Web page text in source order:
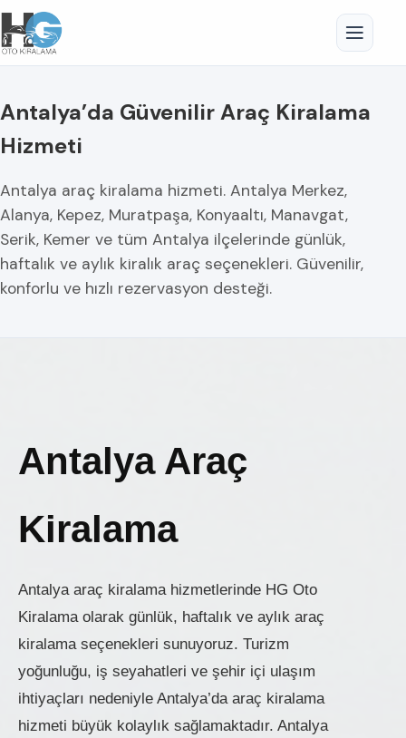
Antalya’da Güvenilir Araç Kiralama
Hizmeti
Antalya araç kiralama hizmeti. Antalya Merkez,
Alanya, Kepez, Muratpaşa, Konyaaltı, Manavgat,
Serik, Kemer ve tüm Antalya ilçelerinde günlük,
haftalık ve aylık kiralık araç seçenekleri. Güvenilir,
konforlu ve hızlı rezervasyon desteği.
Antalya Araç
Kiralama
Antalya araç kiralama hizmetlerinde HG Oto
Kiralama olarak günlük, haftalık ve aylık araç
kiralama seçenekleri sunuyoruz. Turizm
yoğunluğu, iş seyahatleri ve şehir içi ulaşım
ihtiyaçları nedeniyle Antalya’da araç kiralama
hizmeti büyük kolaylık sağlamaktadır. Antalya